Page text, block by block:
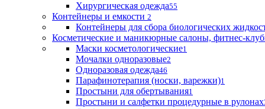
Хирургическая одежда55
Контейнеры и емкости 2
Контейнеры для сбора биологических
Косметические и маникюрные салоны, фитнес-
Маски косметологические1
Мочалки одноразовые2
Одноразовая одежда46
Парафинотерапия (носки, варежки)1
Простыни для обертывания1
Простыни и салфетки процедурные в рулонах